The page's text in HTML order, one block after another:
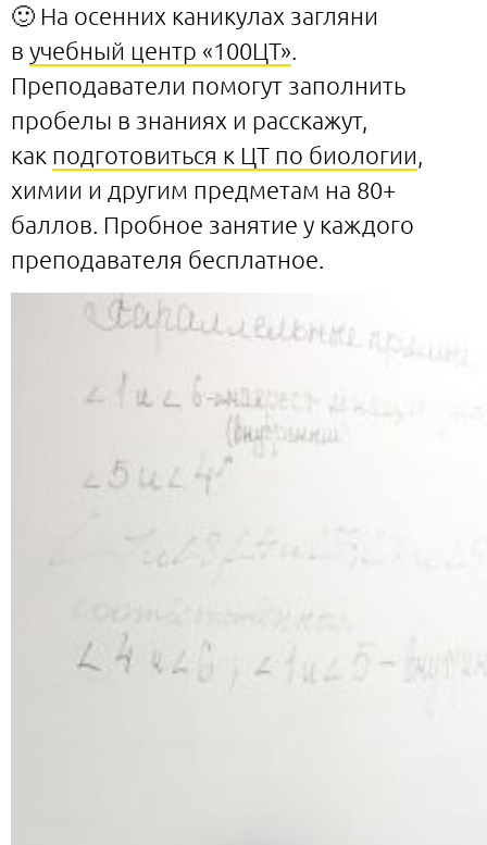
🙂 На осенних каникулах загляни
в учебный центр «100ЦТ»
Преподаватели помогут заполнить
пробелы в знаниях и расскажут,
как подготовиться к ЦТ по биологии
химии и другим предметам на 80+
баллов. Пробное занятие у каждого
преподавателя бесплатное.